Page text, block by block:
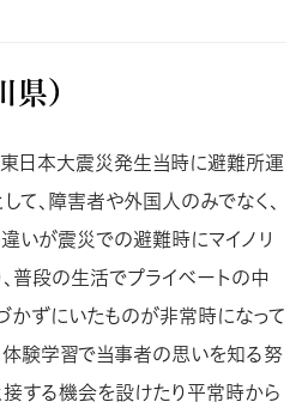
）
日本大震災発生当時に避難所運
て、障害者や外国人のみでなく、
いが震災での避難時にマイノリ
普段の生活でプライベートの中
かずにいたものが非常時になって
体験学習で当事者の思いを知る努
する機会を設けたり平常時から